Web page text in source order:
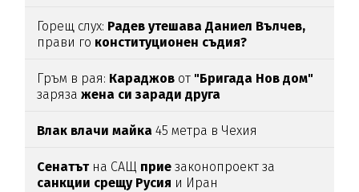
Горещ слух: Радев утешава Даниел Вълчев,
прави го конституционен съдия?
Гръм в рая: Караджов от "Бригада Нов дом"
зарязажена си заради друга
Влак влачи майка 45 метра в Чехия
Сенатътна САЩ прие законопроект за
санкции срещу Русия и Иран